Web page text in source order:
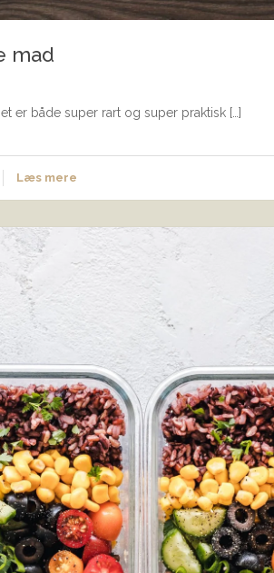
mad
er både super rart og super praktisk […]
Læs mere